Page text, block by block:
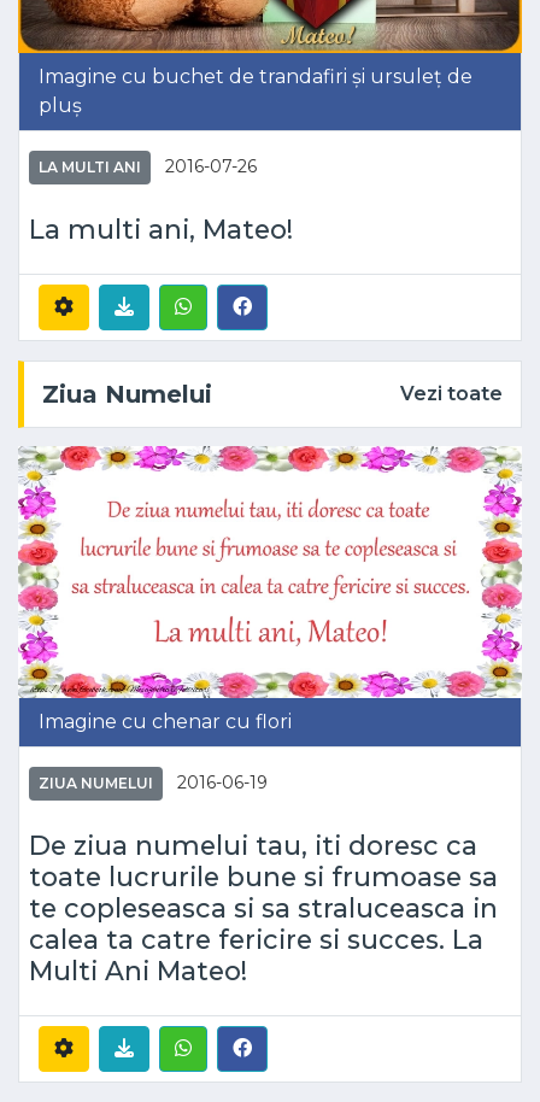
Imagine cu buchet de trandafiri și ursuleț de
pluș
LA MULTI ANI 2016-07-26
La multi ani, Mateo!
Ziua Numelui Vezi toate
Imagine cu chenar cu flori
ZIUA NUMELUI 2016-06-19
De ziua numelui tau, iti doresc ca
toate lucrurile bune si frumoase sa
te copleseasca si sa straluceasca in
calea ta catre fericire si succes. La
Multi Ani Mateo!